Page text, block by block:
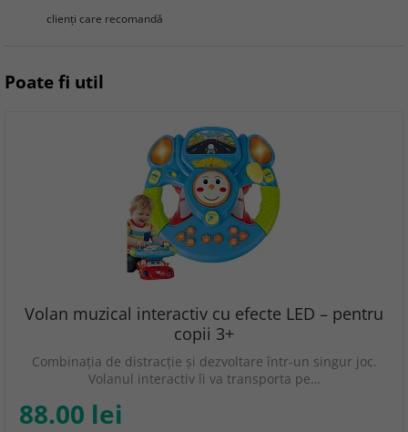
clienţi care recomandă
Poate fi util
Volan muzical interactiv cu efecte LED – pentru
copii 3+
Combinația de distracție și dezvoltare într-un singur joc.
Volanul interactiv îi va transporta pe…
88.00 lei